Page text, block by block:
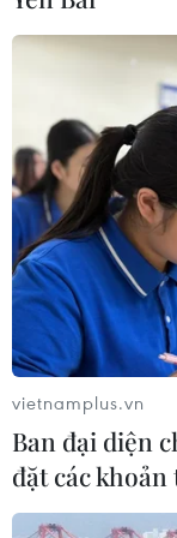
Hàn Quốc xác
phóng ít nhất 1
Quân đội Hàn
Tiên phóng
06/08/2026 08:31
Dấu mốc quan
Việt Nam-
06/08/2026 08:29
Hàn Quốc tăng
vietnamplus.vn
Ban đại diện
đặt các